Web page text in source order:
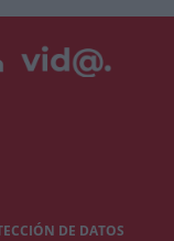
DE DATOS